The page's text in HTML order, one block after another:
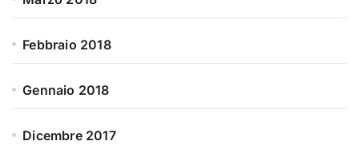
Febbraio 2018
Gennaio 2018
Dicembre 2017